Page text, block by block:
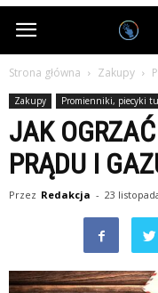
Nagrodobiorcy.pl
Strona główna Zakupy
Zakupy Promienniki, piecyki
JAK
PRĄDU I
Przez Redakcja - 23